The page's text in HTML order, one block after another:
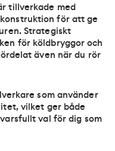
tillverkade med
för att ge
Strategiskt
för köldbryggor och
även när du rör
som använder
vilket ger både
val för dig som